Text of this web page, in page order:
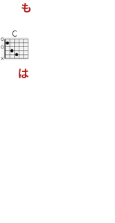
も
C
は